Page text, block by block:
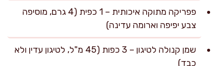
פפריקה מתוקה איכותית – 1 כפית (4 גרם, מוסיפה
צבע יפיפה וארומה עדינה)
שמן קנולה לטיגון – 3 כפות (45 מ"ל, לטיגון עדין ולא
כבד)